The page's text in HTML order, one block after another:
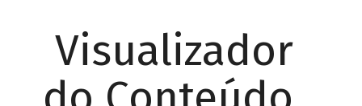
Visualizador